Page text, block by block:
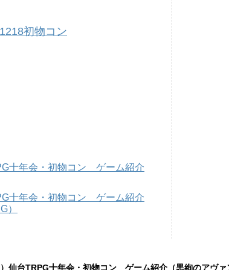
初物コン
十年会・初物コン ゲーム紹介
十年会・初物コン ゲーム紹介
）
仙台TRPG十年会・初物コン ゲーム紹介（黒絢のアヴァ